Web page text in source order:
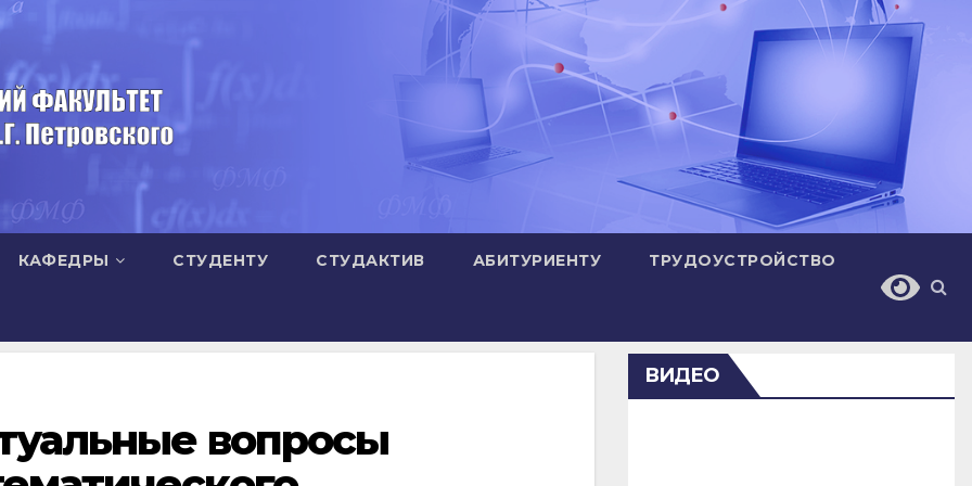
КАФЕДРЫ СТУДЕНТУ СТУДАКТИВ АБИТУРИЕНТУ ТРУДОУСТРОЙСТВО
вопросы
ВИДЕО